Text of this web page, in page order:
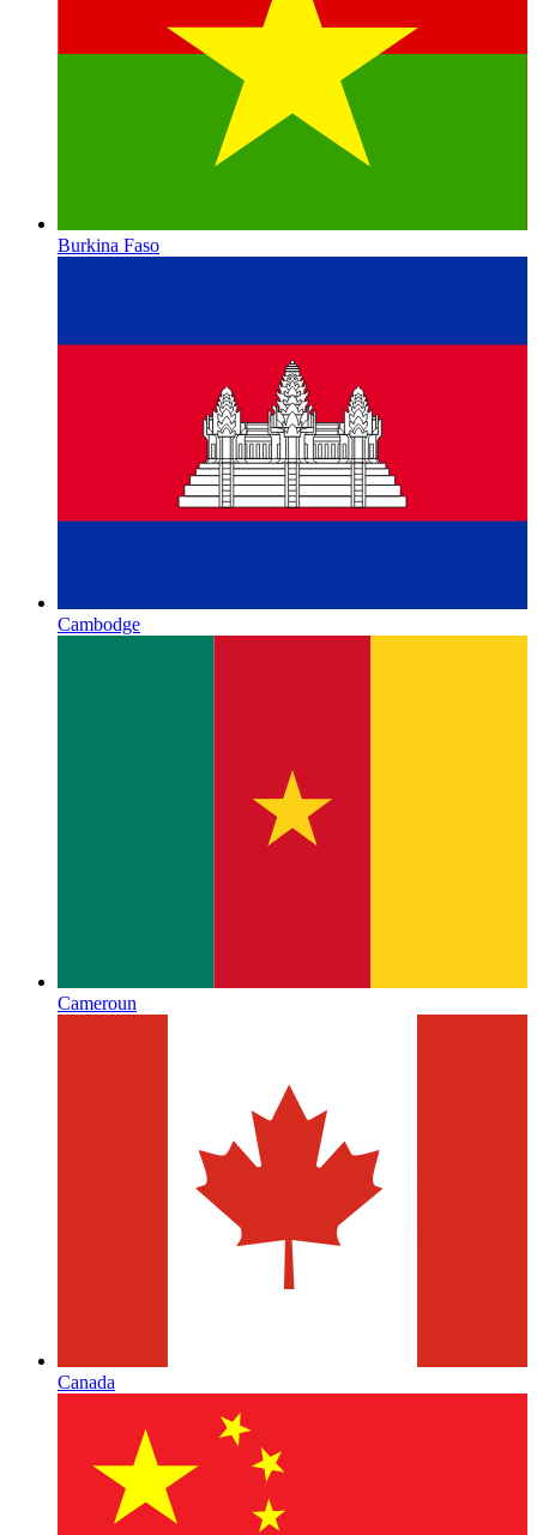
Burkina Faso
Cambodge
Cameroun
Canada